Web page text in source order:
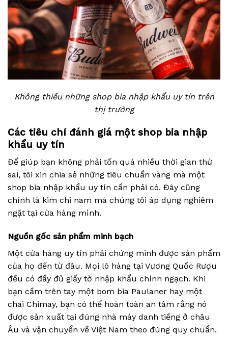
Không thiếu những shop bia nhập khẩu uy tín trên
thị trường
Các tiêu chí đánh giá một shop bia nhập
khẩu uy tín
Để giúp bạn không phải tốn quá nhiều thời gian thử
sai, tôi xin chia sẻ những tiêu chuẩn vàng mà một
shop bia nhập khẩu uy tín cần phải có. Đây cũng
chính là kim chỉ nam mà chúng tôi áp dụng nghiêm
ngặt tại cửa hàng mình.
Nguồn gốc sản phẩm minh bạch
Một cửa hàng uy tín phải chứng minh được sản phẩm
của họ đến từ đâu. Mọi lô hàng tại Vương Quốc Rượu
đều có đầy đủ giấy tờ nhập khẩu chính ngạch. Khi
bạn cầm trên tay một bom bia Paulaner hay một
chai Chimay, bạn có thể hoàn toàn an tâm rằng nó
được sản xuất tại đúng nhà máy danh tiếng ở châu
Âu và vận chuyển về Việt Nam theo đúng quy chuẩn.